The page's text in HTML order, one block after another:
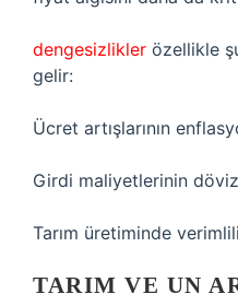
dengesizlikler özellikle
gelir:
Ücret artışlarının
Girdi maliyetlerinin
Tarım üretiminde
TARIM VE UN